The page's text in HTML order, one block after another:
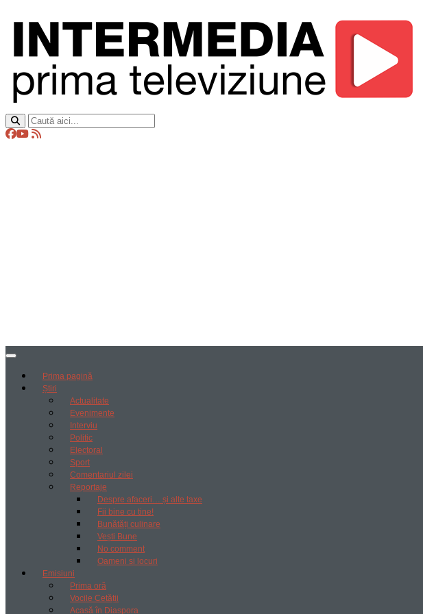
Prima pagină
Știri
Actualitate
Evenimente
Interviu
Politic
Electoral
Sport
Comentariul zilei
Reportaje
Despre afaceri… și alte taxe
Fii bine cu tine!
Bunătăți culinare
Vești Bune
No comment
Oameni si locuri
Emisiuni
Prima oră
Vocile Cetății
Acasă în Diaspora